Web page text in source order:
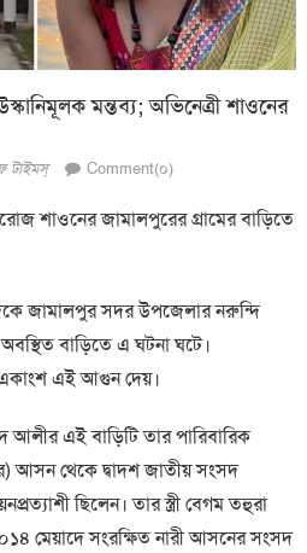
মন্তব্য; অভিনেত্রী শাওনের
টাইমস্ Comment(০)
শাওনের জামালপুরের গ্রামের বাড়িতে
জামালপুর সদর উপজেলার নরুন্দি
বাড়িতে এ ঘটনা ঘটে।
একাংশ এই আগুন দেয়।
আলীর এই বাড়িটি তার পারিবারিক
আসন থেকে দ্বাদশ জাতীয় সংসদ
ছিলেন। তার স্ত্রী বেগম তহুরা
মেয়াদে সংরক্ষিত নারী আসনের সংসদ